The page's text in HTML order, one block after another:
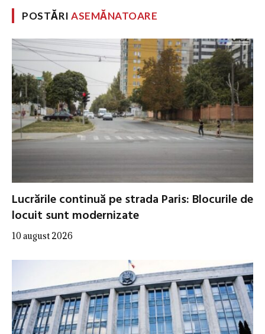
POSTĂRIASEMĂNATOARE
Lucrările continuă pe strada Paris: Blocurile de
locuit sunt modernizate
10 august 2026